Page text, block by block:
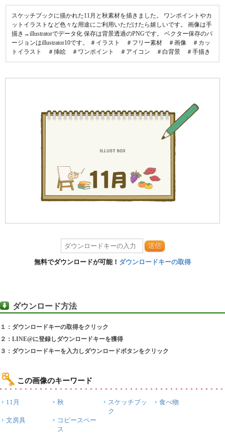
スケッチブックに描かれた11月と秋素材を描きました。 ワンポイントやカ
ットイラストなど色々な用途にご利用いただけたら嬉しいです。 画像は手
描き→illustratorでデータ化 保存は背景透過のPNGです。 ベクター保存のバ
ージョンはillustrator10です。 ＃イラスト ＃フリー素材 ＃画像 ＃カッ
トイラスト ＃挿絵 ＃ワンポイント ＃アイコン ＃白背景 ＃手描き
送信
無料でダウンロードが可能！ ダウンロードキーの取得
ダウンロード方法
１：ダウンロードキーの取得をクリック
２：LINE@に登録しダウンロードキーを獲得
３：ダウンロードキーを入力しダウンロードボタンをクリック
この画像のキーワード
11月 秋
スケッチブッ
ク
食べ物
文房具
コピースペー
ス